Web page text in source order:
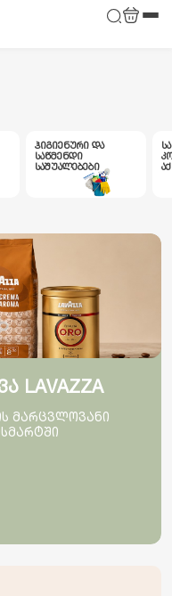
ჰიგიენური და
საწმენდი
საშუალებები
LAVAZZA
მარცვლოვანი